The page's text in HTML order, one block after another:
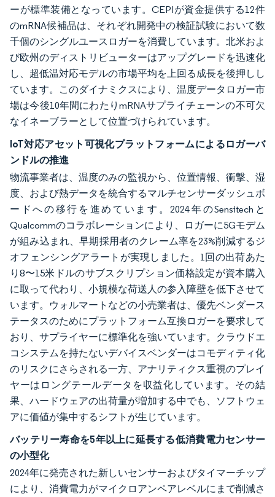
ーが標準装備となっています。CEPIが資金提供する12件
のmRNA候補品は、それぞれ開発中の検証試験において数
千個のシングルユースロガーを消費しています。北米およ
び欧州のディストリビューターはアップグレードを迅速化
し、超低温対応モデルの市場平均を上回る成長を後押しし
ています。このダイナミクスにより、温度データロガー市
場は今後10年間にわたりmRNAサプライチェーンの不可欠
なイネーブラーとして位置づけられています。
IoT対応アセット可視化プラットフォームによるロガーバ
ンドルの推進
物流事業者は、温度のみの監視から、位置情報、衝撃、湿
度、および熱データを統合するマルチセンサーダッシュボ
ードへの移行を進めています。2024年のSensitechと
Qualcommのコラボレーションにより、ロガーに5Gモデム
が組み込まれ、早期採用者のクレーム率を23%削減するジ
オフェンシングアラートが実現しました。1回の出荷あた
り8〜15米ドルのサブスクリプション価格設定が資本購入
に取って代わり、小規模な荷送人の参入障壁を低下させて
います。ウォルマートなどの小売業者は、優先ベンダース
テータスのためにプラットフォーム互換ロガーを要求して
おり、サプライヤーに標準化を強いています。クラウドエ
コシステムを持たないデバイスベンダーはコモディティ化
のリスクにさらされる一方、アナリティクス重視のプレイ
ヤーはロングテールデータを収益化しています。その結
果、ハードウェアの出荷量が増加する中でも、ソフトウェ
アに価値が集中するシフトが生じています。
バッテリー寿命を5年以上に延長する低消費電力センサー
の小型化
2024年に発売された新しいセンサーおよびタイマーチップ
により、消費電力がマイクロアンペアレベルにまで削減さ